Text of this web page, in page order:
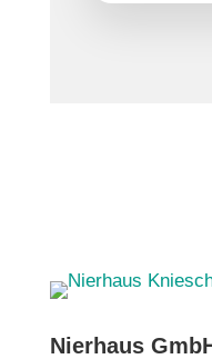
Nierhaus